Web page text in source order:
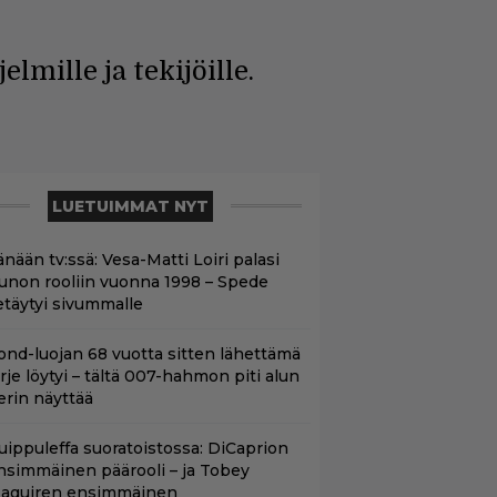
ja tekijöille.
LUETUIMMAT NYT
tv:ssä: Vesa-Matti Loiri palasi
rooliin vuonna 1998 – Spede
sivummalle
luojan 68 vuotta sitten lähettämä
löytyi – tältä 007-hahmon piti alun
näyttää
suoratoistossa: DiCaprion
päärooli – ja Tobey
ensimmäinen